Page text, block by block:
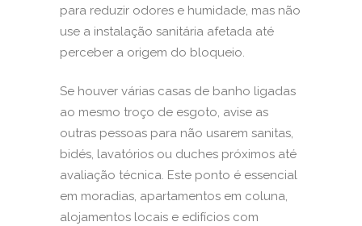
para reduzir odores e humidade, mas não
use a instalação sanitária afetada até
perceber a origem do bloqueio.
Se houver várias casas de banho ligadas
ao mesmo troço de esgoto, avise as
outras pessoas para não usarem sanitas,
bidés, lavatórios ou duches próximos até
avaliação técnica. Este ponto é essencial
em moradias, apartamentos em coluna,
alojamentos locais e edifícios com